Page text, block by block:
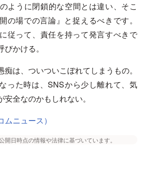
ように閉鎖的な空間とは違い、そこ
の場での言論』と捉えるべきです。
従って、責任を持って発言すべきで
かける。
痴は、ついついこぼれてしまうもの。
った時は、SNSから少し離れて、気
全なのかもしれない。
ムニュース）
開日時点の情報や法律に基づいています。